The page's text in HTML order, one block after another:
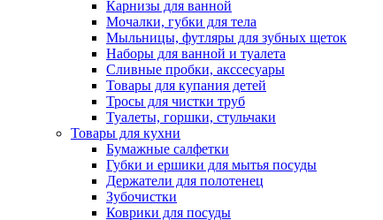
Карнизы для ванной
Мочалки, губки для тела
Мыльницы, футляры для зубных щеток
Наборы для ванной и туалета
Сливные пробки, акссесуары
Товары для купания детей
Тросы для чистки труб
Туалеты, горшки, стульчаки
Товары для кухни
Бумажные салфетки
Губки и ершики для мытья посуды
Держатели для полотенец
Зубочистки
Коврики для посуды